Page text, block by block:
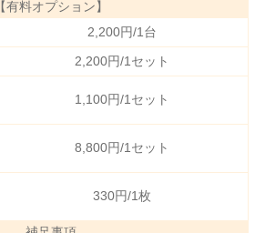
【有料オプション】
2,200円/1台
2,200円/1セット
1,100円/1セット
8,800円/1セット
330円/1枚